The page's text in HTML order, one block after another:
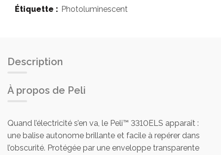
Étiquette : Photoluminescent
Description
À propos de Peli
Quand l’électricité s’en va, le Peli™ 3310ELS apparaît :
une balise autonome brillante et facile à repérer dans
l’obscurité. Protégée par une enveloppe transparente